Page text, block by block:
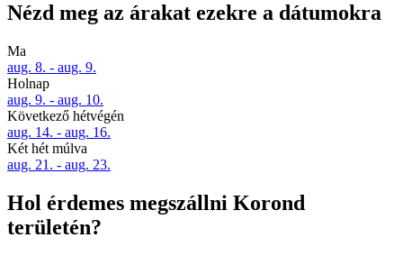
Nézd meg az árakat ezekre a dátumokra
Ma
aug. 8. - aug. 9.
Holnap
aug. 9. - aug. 10.
Következő hétvégén
aug. 14. - aug. 16.
Két hét múlva
aug. 21. - aug. 23.
Hol érdemes megszállni Korond
területén?